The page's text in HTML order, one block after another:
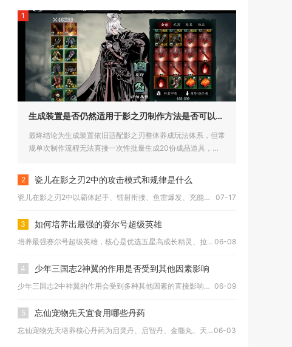
1
生成装置是否仍然适用于影之刃制作方法是否可以生成20份
最终结论为生成装置依旧适配影之刃整体养成玩法体系，但常
规单次制作流程无法直接一次性批量生成20份成品道具，想
2 瓷儿在影之刃2中的攻击模式和规律是什么
瓷儿在影之刃2中以霸体起手、镭射衔接、鱼雷爆发、充能控场为核... 07-17
3 如何培养出最强的赛尔号超级英雄
培养最强赛尔号超级英雄，核心是优选五星高成长精灵、拉满等级进... 06-08
4 少年三国志2神翼的作用是否受到其他因素影响
少年三国志2中神翼的作用会受到多种其他因素的直接影响，并非单... 06-09
5 忘仙宠物先天宜食用哪些丹药
忘仙宠物先天培养核心丹药为启灵丹、启智丹、金髓丸、天璇丸，辅...06-03